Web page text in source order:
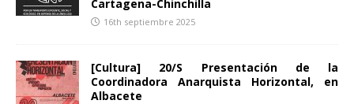
Cartagena-Chinchilla
16th septiembre 2025
[Cultura] 20/S Presentación de la
Coordinadora Anarquista Horizontal, en
Albacete